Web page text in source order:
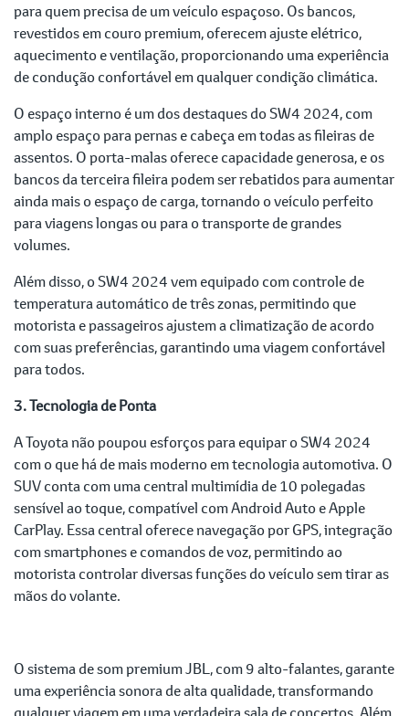
para quem precisa de um veículo espaçoso. Os bancos,
revestidos em couro premium, oferecem ajuste elétrico,
aquecimento e ventilação, proporcionando uma experiência
de condução confortável em qualquer condição climática.
O espaço interno é um dos destaques do SW4 2024, com
amplo espaço para pernas e cabeça em todas as fileiras de
assentos. O porta-malas oferece capacidade generosa, e os
bancos da terceira fileira podem ser rebatidos para aumentar
ainda mais o espaço de carga, tornando o veículo perfeito
para viagens longas ou para o transporte de grandes
volumes.
Além disso, o SW4 2024 vem equipado com controle de
temperatura automático de três zonas, permitindo que
motorista e passageiros ajustem a climatização de acordo
com suas preferências, garantindo uma viagem confortável
para todos.
3. Tecnologia de Ponta
A Toyota não poupou esforços para equipar o SW4 2024
com o que há de mais moderno em tecnologia automotiva. O
SUV conta com uma central multimídia de 10 polegadas
sensível ao toque, compatível com Android Auto e Apple
CarPlay. Essa central oferece navegação por GPS, integração
com smartphones e comandos de voz, permitindo ao
motorista controlar diversas funções do veículo sem tirar as
mãos do volante.
O sistema de som premium JBL, com 9 alto-falantes, garante
uma experiência sonora de alta qualidade, transformando
qualquer viagem em uma verdadeira sala de concertos. Além